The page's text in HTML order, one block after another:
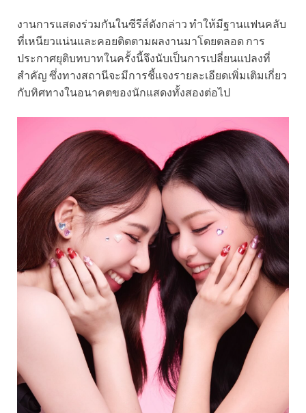
งานการแสดงร่วมกันในซีรีส์ดังกล่าว ทำให้มีฐานแฟนคลับ
ที่เหนียวแน่นและคอยติดตามผลงานมาโดยตลอด การ
ประกาศยุติบทบาทในครั้งนี้จึงนับเป็นการเปลี่ยนแปลงที่
สำคัญ ซึ่งทางสถานีจะมีการชี้แจงรายละเอียดเพิ่มเติมเกี่ยว
กับทิศทางในอนาคตของนักแสดงทั้งสองต่อไป